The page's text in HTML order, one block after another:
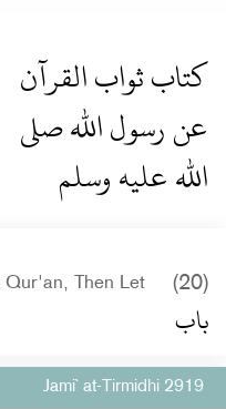
كتاب ثواب القرآن
عن رسول الله صلى
الله عليه وسلم
Then Let
(20)
باب
Jami` at-Tirmidhi 2919